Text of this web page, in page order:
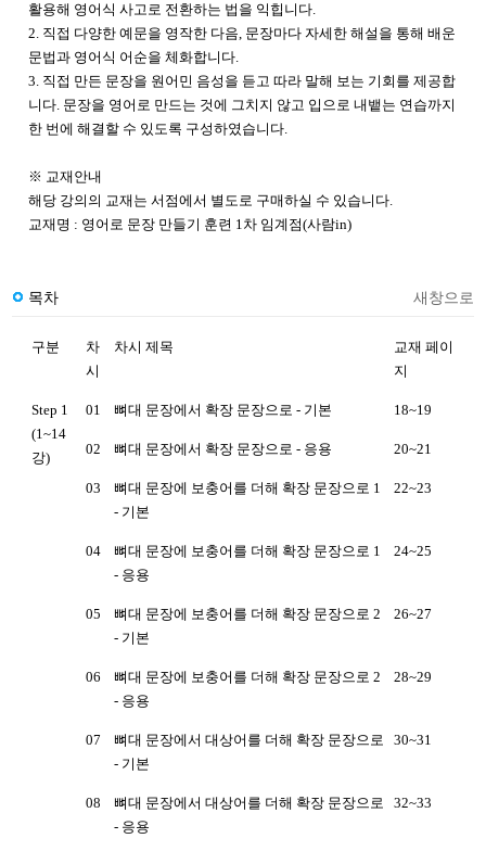
활용해 영어식 사고로 전환하는 법을 익힙니다.
2. 직접 다양한 예문을 영작한 다음, 문장마다 자세한 해설을 통해 배운
문법과 영어식 어순을 체화합니다.
3. 직접 만든 문장을 원어민 음성을 듣고 따라 말해 보는 기회를 제공합
니다. 문장을 영어로 만드는 것에 그치지 않고 입으로 내뱉는 연습까지
한 번에 해결할 수 있도록 구성하였습니다.
※ 교재안내
해당 강의의 교재는 서점에서 별도로 구매하실 수 있습니다.
교재명 : 영어로 문장 만들기 훈련 1차 임계점(사람in)
목차 새창으로
구분
차
시
차시 제목
교재 페이
지
Step 1
(1~14
강)
01 뼈대 문장에서 확장 문장으로 - 기본 18~19
02 뼈대 문장에서 확장 문장으로 - 응용 20~21
03
뼈대 문장에 보충어를 더해 확장 문장으로 1
- 기본
22~23
04
뼈대 문장에 보충어를 더해 확장 문장으로 1
- 응용
24~25
05
뼈대 문장에 보충어를 더해 확장 문장으로 2
- 기본
26~27
06
뼈대 문장에 보충어를 더해 확장 문장으로 2
- 응용
28~29
07
뼈대 문장에서 대상어를 더해 확장 문장으로
- 기본
30~31
08
뼈대 문장에서 대상어를 더해 확장 문장으로
- 응용
32~33